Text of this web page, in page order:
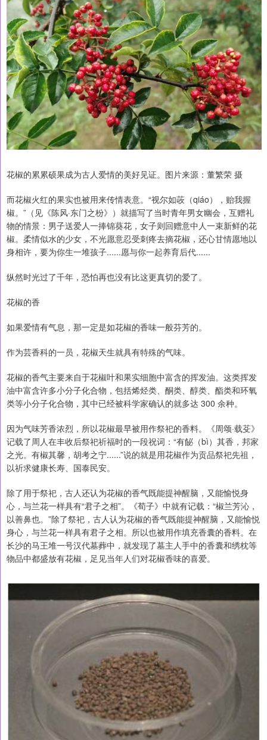
花椒的累累硕果成为古人爱情的美好见证。图片来源：董繁荣 摄
而花椒火红的果实也被用来传情表意。“视尔如荍（qiáo），贻我握
椒。”（见《陈风·东门之枌》）就描写了当时青年男女幽会，互赠礼
物的情景：男子送爱人一捧锦葵花，女子则回赠意中人一束新鲜的花
椒。柔情似水的少女，不光愿意忍受刺疼去摘花椒，还心甘情愿地以
身相许，要为你生一堆孩子......愿与你一起养育后代......
纵然时光过了千年，恐怕再也没有比这更真切的爱了。
花椒的香
如果爱情有气息，那一定是如花椒的香味一般芬芳的。
作为芸香科的一员，花椒天生就具有特殊的气味。
花椒的香气主要来自于花椒叶和果实细胞中富含的挥发油。这类挥发
油中富含许多小分子化合物，包括烯烃类、酮类、醇类、酯类和环氧
类等小分子化合物，其中已经被科学家确认的就多达 300 余种。
因为气味芳香浓烈，所以花椒最早被用作祭祀的香料。《周颂·载芟》
记载了周人在丰收后祭祀祈福时的一段祝词：“有飶（bì）其香，邦家
之光。有椒其馨，胡考之宁......”说的就是用花椒作为贡品祭祀先祖，
以祈求健康长寿、国泰民安。
除了用于祭祀，古人还认为花椒的香气既能提神醒脑，又能愉悦身
心，与兰花一样具有“君子之相”。《荀子》中就有记载：“椒兰芳沁，
以善鼻也。”除了祭祀，古人认为花椒的香气既能提神醒脑，又能愉悦
身心，与兰花一样具有君子之相。所以也被用作填充香囊的香料。在
长沙的马王堆一号汉代墓葬中，就发现了墓主人手中的香囊和绣枕等
物品中都盛放有花椒，足见当年人们对花椒香味的喜爱。